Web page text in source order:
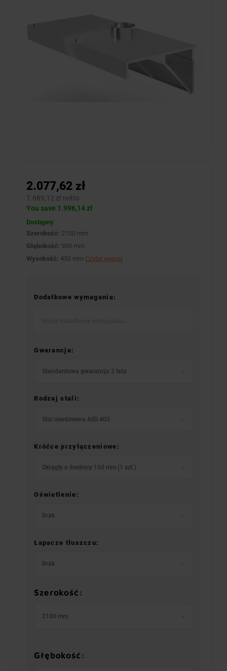
2.077,62 zł
1.689,12 zł netto
You save 1.996,14 zł
Dostępny
Szerokość: 2100 mm
Głębokość: 900 mm
Wysokość: 450 mm Czytaj więcej
Dodatkowe wymagania:
Gwarancja:
Standardowa gwarancja 2 lata
Rodzaj stali:
Stal nierdzewna AISI 403
Króćce przyłączeniowe:
Okrągły o średnicy 150 mm (1 szt.)
Oświetlenie:
Brak
Łapacze tłuszczu:
Brak
Szerokość:
2100 mm
Głębokość: